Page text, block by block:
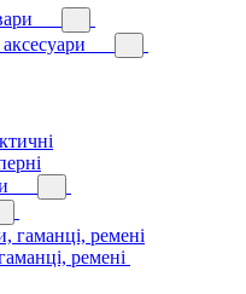
ремені